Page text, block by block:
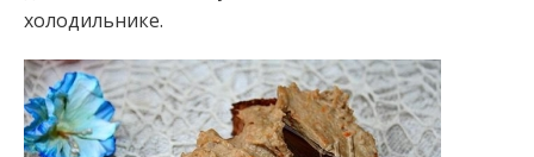
холодильнике.